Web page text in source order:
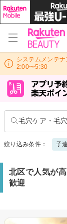
システムメンテ
2:00〜5:30
毛穴ケア・毛
絞り込み条件： 子
北区で人気が
歓迎